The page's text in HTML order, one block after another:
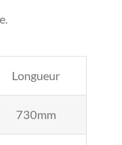
Longueur
730mm